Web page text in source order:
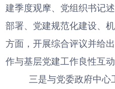
建季度观摩、党组织书记
部署、党建规范化建设、
方面，开展综合评议并给
作与基层党建工作良性互动
三是与党委政府中